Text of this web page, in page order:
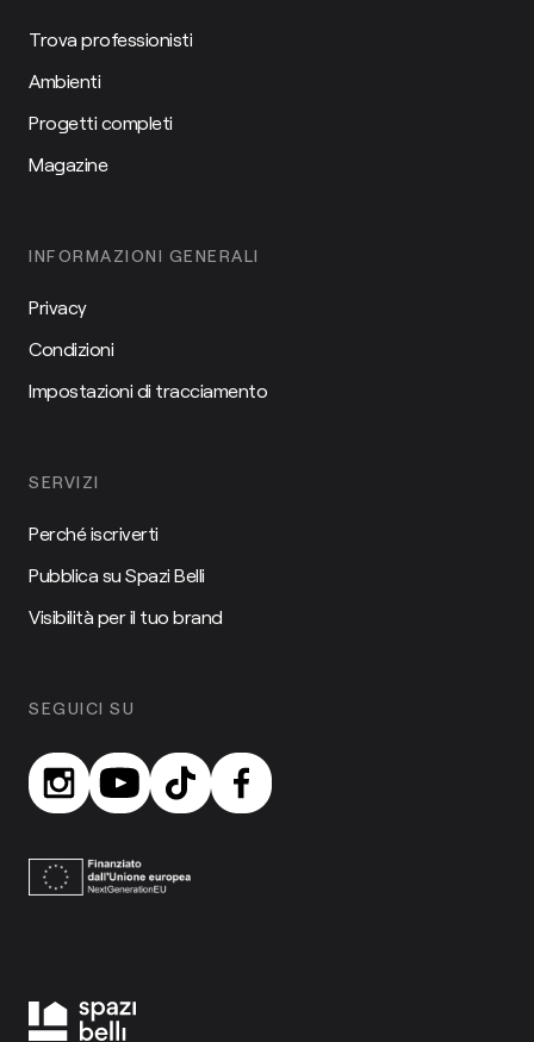
Trova professionisti
Ambienti
Progetti completi
Magazine
INFORMAZIONI GENERALI
Privacy
Condizioni
Impostazioni di tracciamento
SERVIZI
Perché iscriverti
Pubblica su Spazi Belli
Visibilità per il tuo brand
SEGUICI SU